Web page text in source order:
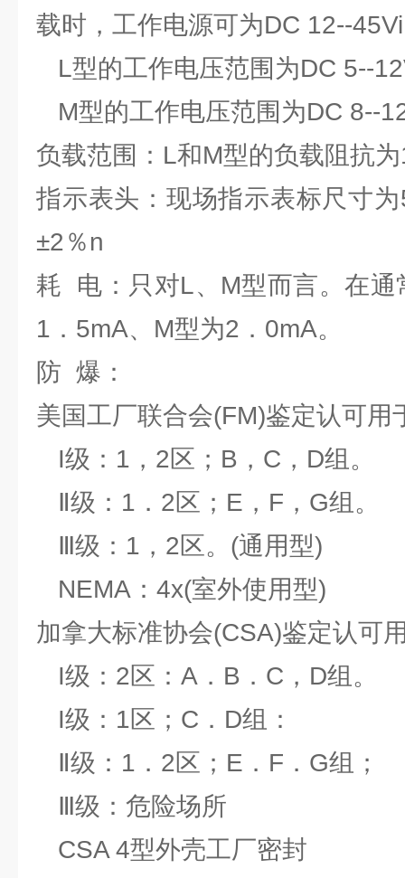
载时，工作电源可为DC 12--45Vi
L型的工作电压范围为DC 5--
M型的工作电压范围为DC 8--
负载范围：L和M型的负载阻抗
指示表头：现场指示表标尺寸
±2％n
耗 电：只对L、M型而言。在通
1．5mA、M型为2．0mA。
防 爆：
美国工厂联合会(FM)鉴定认可用
I级：1，2区；B，C，D组。
Ⅱ级：1．2区；E，F，G组。
Ⅲ级：1，2区。(通用型)
NEMA：4x(室外使用型)
加拿大标准协会(CSA)鉴定认可
I级：2区：A．B．C，D组。
I级：1区；C．D组：
Ⅱ级：1．2区；E．F．G组；
Ⅲ级：危险场所
CSA 4型外壳工厂密封